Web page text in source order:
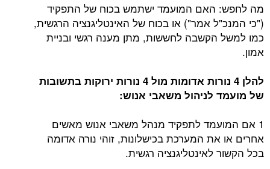
מה לחפש: האם המועמד ישתמש בכוח של התפקיד
("כי המנכ"ל אמר") או בכוח של האינטליגנציה הרגשית,
כמו למשל הקשבה לחששות, מתן מענה רגשי ובניית
אמון.
להלן 4 נורות אדומות מול 4 נורות ירוקות בתשובות
של מועמד לניהול משאבי אנוש:
1 אם המועמד לתפקיד מנהל משאבי אנוש מאשים
אחרים או את המערכת בכישלונות, זוהי נורה אדומה
בכל הקשור לאינטליגנציה רגשית.